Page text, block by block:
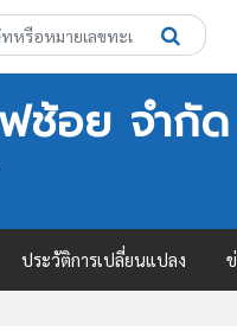
ช้อย จำกัด
ประวัติการเปลี่ยนแปลง